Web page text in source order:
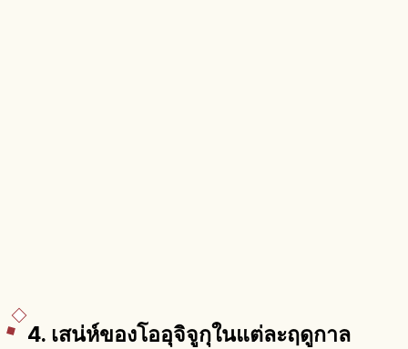
4. เสน่ห์ของโออุจิจูกุในแต่ละฤดูกาล